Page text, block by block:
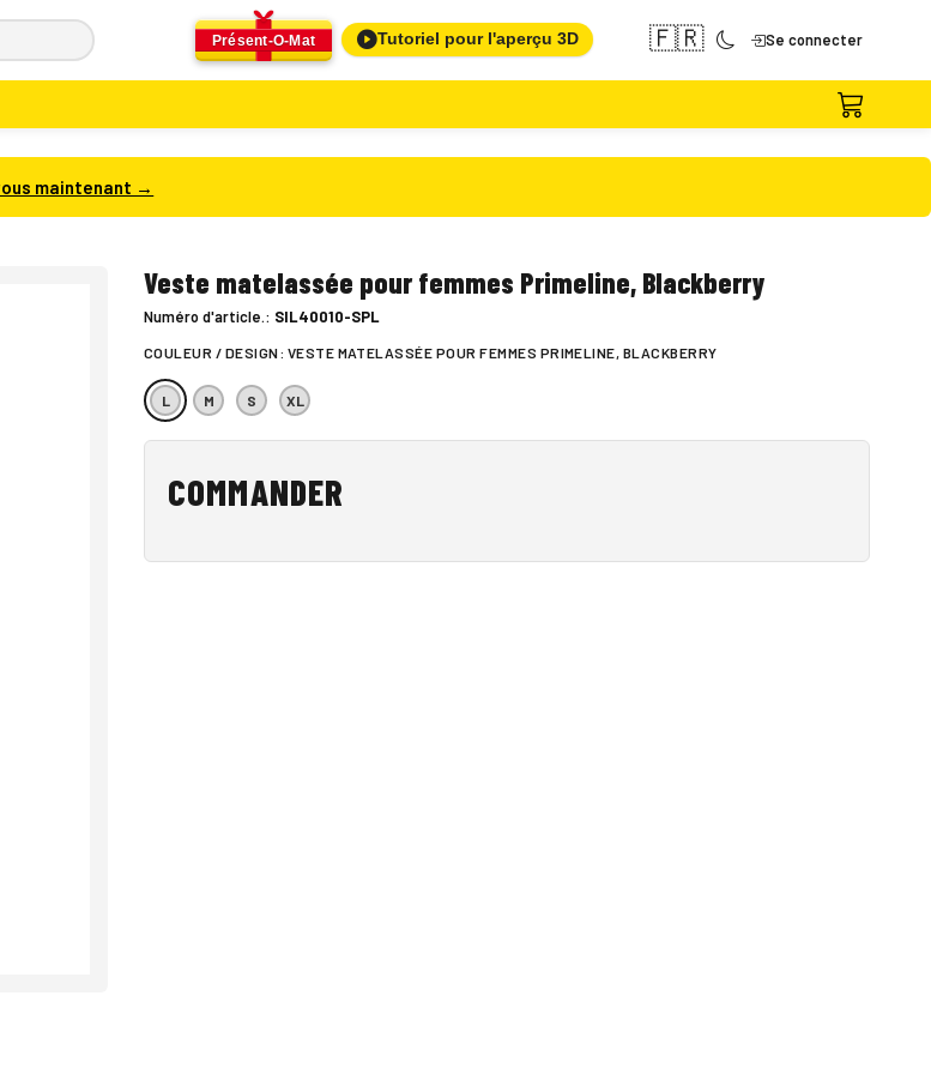
Présent-O-Mat Tutoriel pour l'aperçu 3D 🇫🇷 Se connecter
maintenant →
Veste matelassée pour femmes Primeline, Blackberry
Numéro d'article.: SIL40010-SPL
COULEUR / DESIGN: VESTE MATELASSÉE POUR FEMMES PRIMELINE, BLACKBERRY
L M S XL
COMMANDER